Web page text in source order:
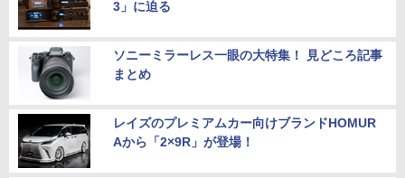
3」に迫る
ソニーミラーレス一眼の大特集！ 見どころ記事
まとめ
レイズのプレミアムカー向けブランドHOMUR
Aから「2×9R」が登場！